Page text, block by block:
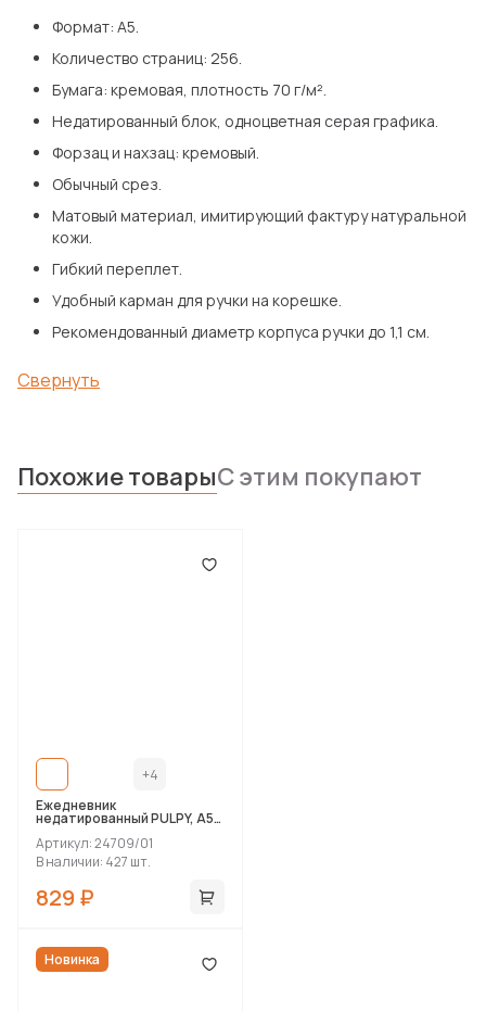
Формат: А5.
Количество страниц: 256.
Бумага: кремовая, плотность 70 г/м².
Недатированный блок, одноцветная серая графика.
Форзац и нахзац: кремовый.
Обычный срез.
Матовый материал, имитирующий фактуру натуральной
кожи.
Гибкий переплет.
Удобный карман для ручки на корешке.
Рекомендованный диаметр корпуса ручки до 1,1 см.
Свернуть
Похожие товарыС этим покупают
+4
Ежедневник
недатированный PULPY, А5,
белый, кремовый блок в
линейку, белый срез
Артикул: 24709/01
В наличии: 427 шт.
829 ₽
Новинка